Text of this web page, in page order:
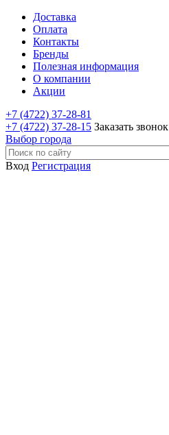
Доставка
Оплата
Контакты
Бренды
Полезная информация
О компании
Акции
+7 (4722) 37-28-81
+7 (4722) 37-28-15 Заказать звонок
Выбор города
Вход Регистрация